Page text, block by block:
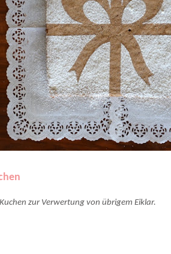
zur Verwertung von übrigem Eiklar.